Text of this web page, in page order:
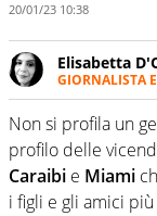
20/01/23 10:38
Elisabetta
GIORNALISTA
Giornalista
personale e
suoi
nell'ambito
destra, oggi
una
Non si profila un
profilo delle
Caraibi e Miami
i figli e gli amici